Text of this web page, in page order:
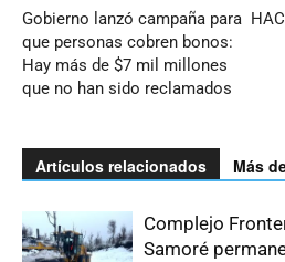
Gobierno lanzó campaña para
que personas cobren bonos:
Hay más de $7 mil millones
que no han sido reclamados
Artículos relacionados Más
Complejo
Samoré